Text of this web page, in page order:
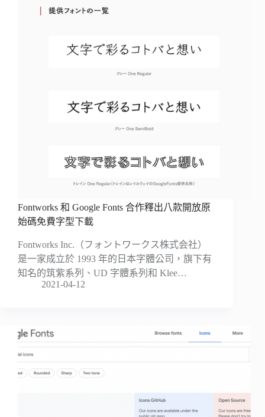
Fontworks 和 Google Fonts 合作釋出八款開放原
始碼免費字型下載
Fontworks Inc.（フォントワークス株式会社）
是一家成立於 1993 年的日本字體公司，旗下有
知名的筑紫系列、UD 字體系列和 Klee…
2021-04-12